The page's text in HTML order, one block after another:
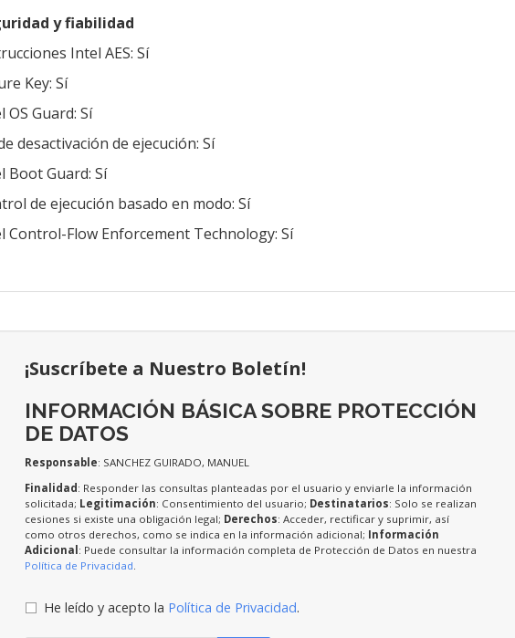
y fiabilidad
Intel AES: Sí
Key: Sí
OS Guard: Sí
desactivación de ejecución: Sí
Boot Guard: Sí
de ejecución basado en modo: Sí
Control-Flow Enforcement Technology: Sí
¡Suscríbete a Nuestro Boletín!
INFORMACIÓN BÁSICA SOBRE PROTECCIÓN
DE DATOS
Responsable: SANCHEZ GUIRADO, MANUEL
Finalidad : Responder las consultas planteadas por el usuario y enviarle la información
solicitada; Legitimación: Consentimiento del usuario; Destinatarios: Solo se realizan
cesiones si existe una obligación legal; Derechos: Acceder, rectificar y suprimir, así
como otros derechos, como se indica en la información adicional; Información
Adicional : Puede consultar la información completa de Protección de Datos en nuestra
Política de Privacidad.
He leído y acepto la Política de Privacidad.